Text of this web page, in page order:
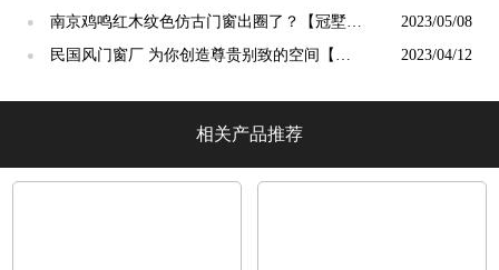
【冠墅阳光】
●
南京鸡鸣红木纹色仿古门窗出圈了？【冠墅阳
光】
2023/05/08
●
民国风门窗厂 为你创造尊贵别致的空间【冠
2023/04/12
相关产品推荐